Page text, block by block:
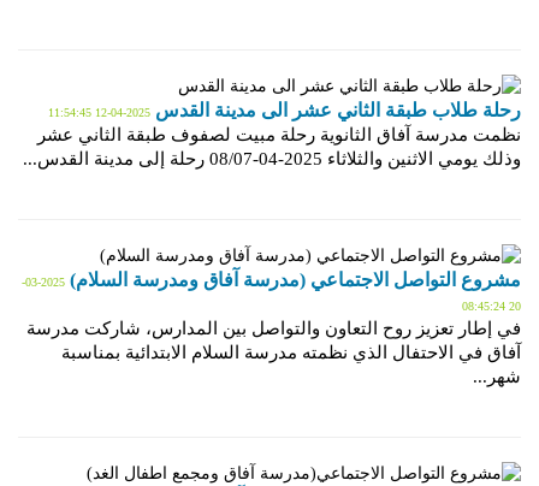
رحلة طلاب طبقة الثاني عشر الى مدينة القدس 2025-04-12 11:54:45
نظمت مدرسة آفاق الثانوية رحلة مبيت لصفوف طبقة الثاني عشر
وذلك يومي الاثنين والثلاثاء 2025-04-08/07 رحلة إلى مدينة القدس...
مشروع التواصل الاجتماعي (مدرسة آفاق ومدرسة السلام)
2025-03-
20 08:45:24
في إطار تعزيز روح التعاون والتواصل بين المدارس، شاركت مدرسة
آفاق في الاحتفال الذي نظمته مدرسة السلام الابتدائية بمناسبة
شهر...